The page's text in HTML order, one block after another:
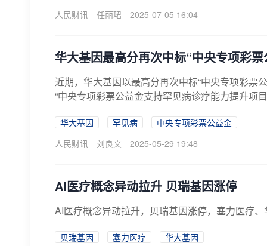
人民财讯
任丽珺 2025-07-05 16:04
华大基因最高分再次中标“中央专项彩
近期，华大基因以最高分再次中标“中央专项彩票
“中央专项彩票公益金支持罕见病诊疗能力提升项
华大基因 罕见病
中央专项彩票公益金
人民财讯
刘良文 2025-05-29 19:48
AI医疗概念异动拉升 贝瑞基因涨停
AI医疗概念异动拉升，贝瑞基因涨停，塞力医疗
贝瑞基因 塞力医疗
华大基因